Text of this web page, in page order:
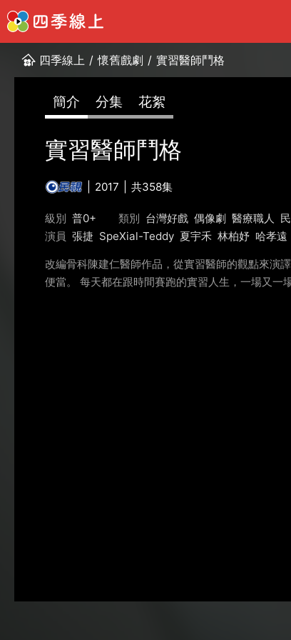
四季線上 / 懷舊戲劇 / 實習醫師鬥格
簡介 分集 花絮
實習醫師鬥格
2017 共358集
級別 普0+ 類別 台灣好戲 偶像劇 醫療職人
演員 張捷 SpeXial-Teddy 夏宇禾 林柏妤 哈孝遠
改編骨科陳建仁醫師作品，從實習醫師的觀點來演
便當。 每天都在跟時間賽跑的實習人生，一場又一